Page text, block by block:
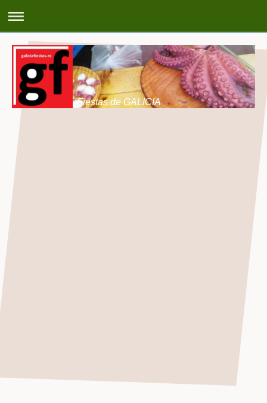
Fiestas de GALICIA